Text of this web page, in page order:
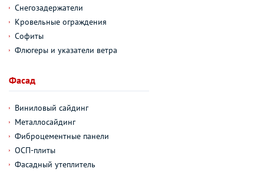
Снегозадержатели
Кровельные ограждения
Софиты
Флюгеры и указатели ветра
Фасад
Виниловый сайдинг
Металлосайдинг
Фиброцементные панели
ОСП-плиты
Фасадный утеплитель